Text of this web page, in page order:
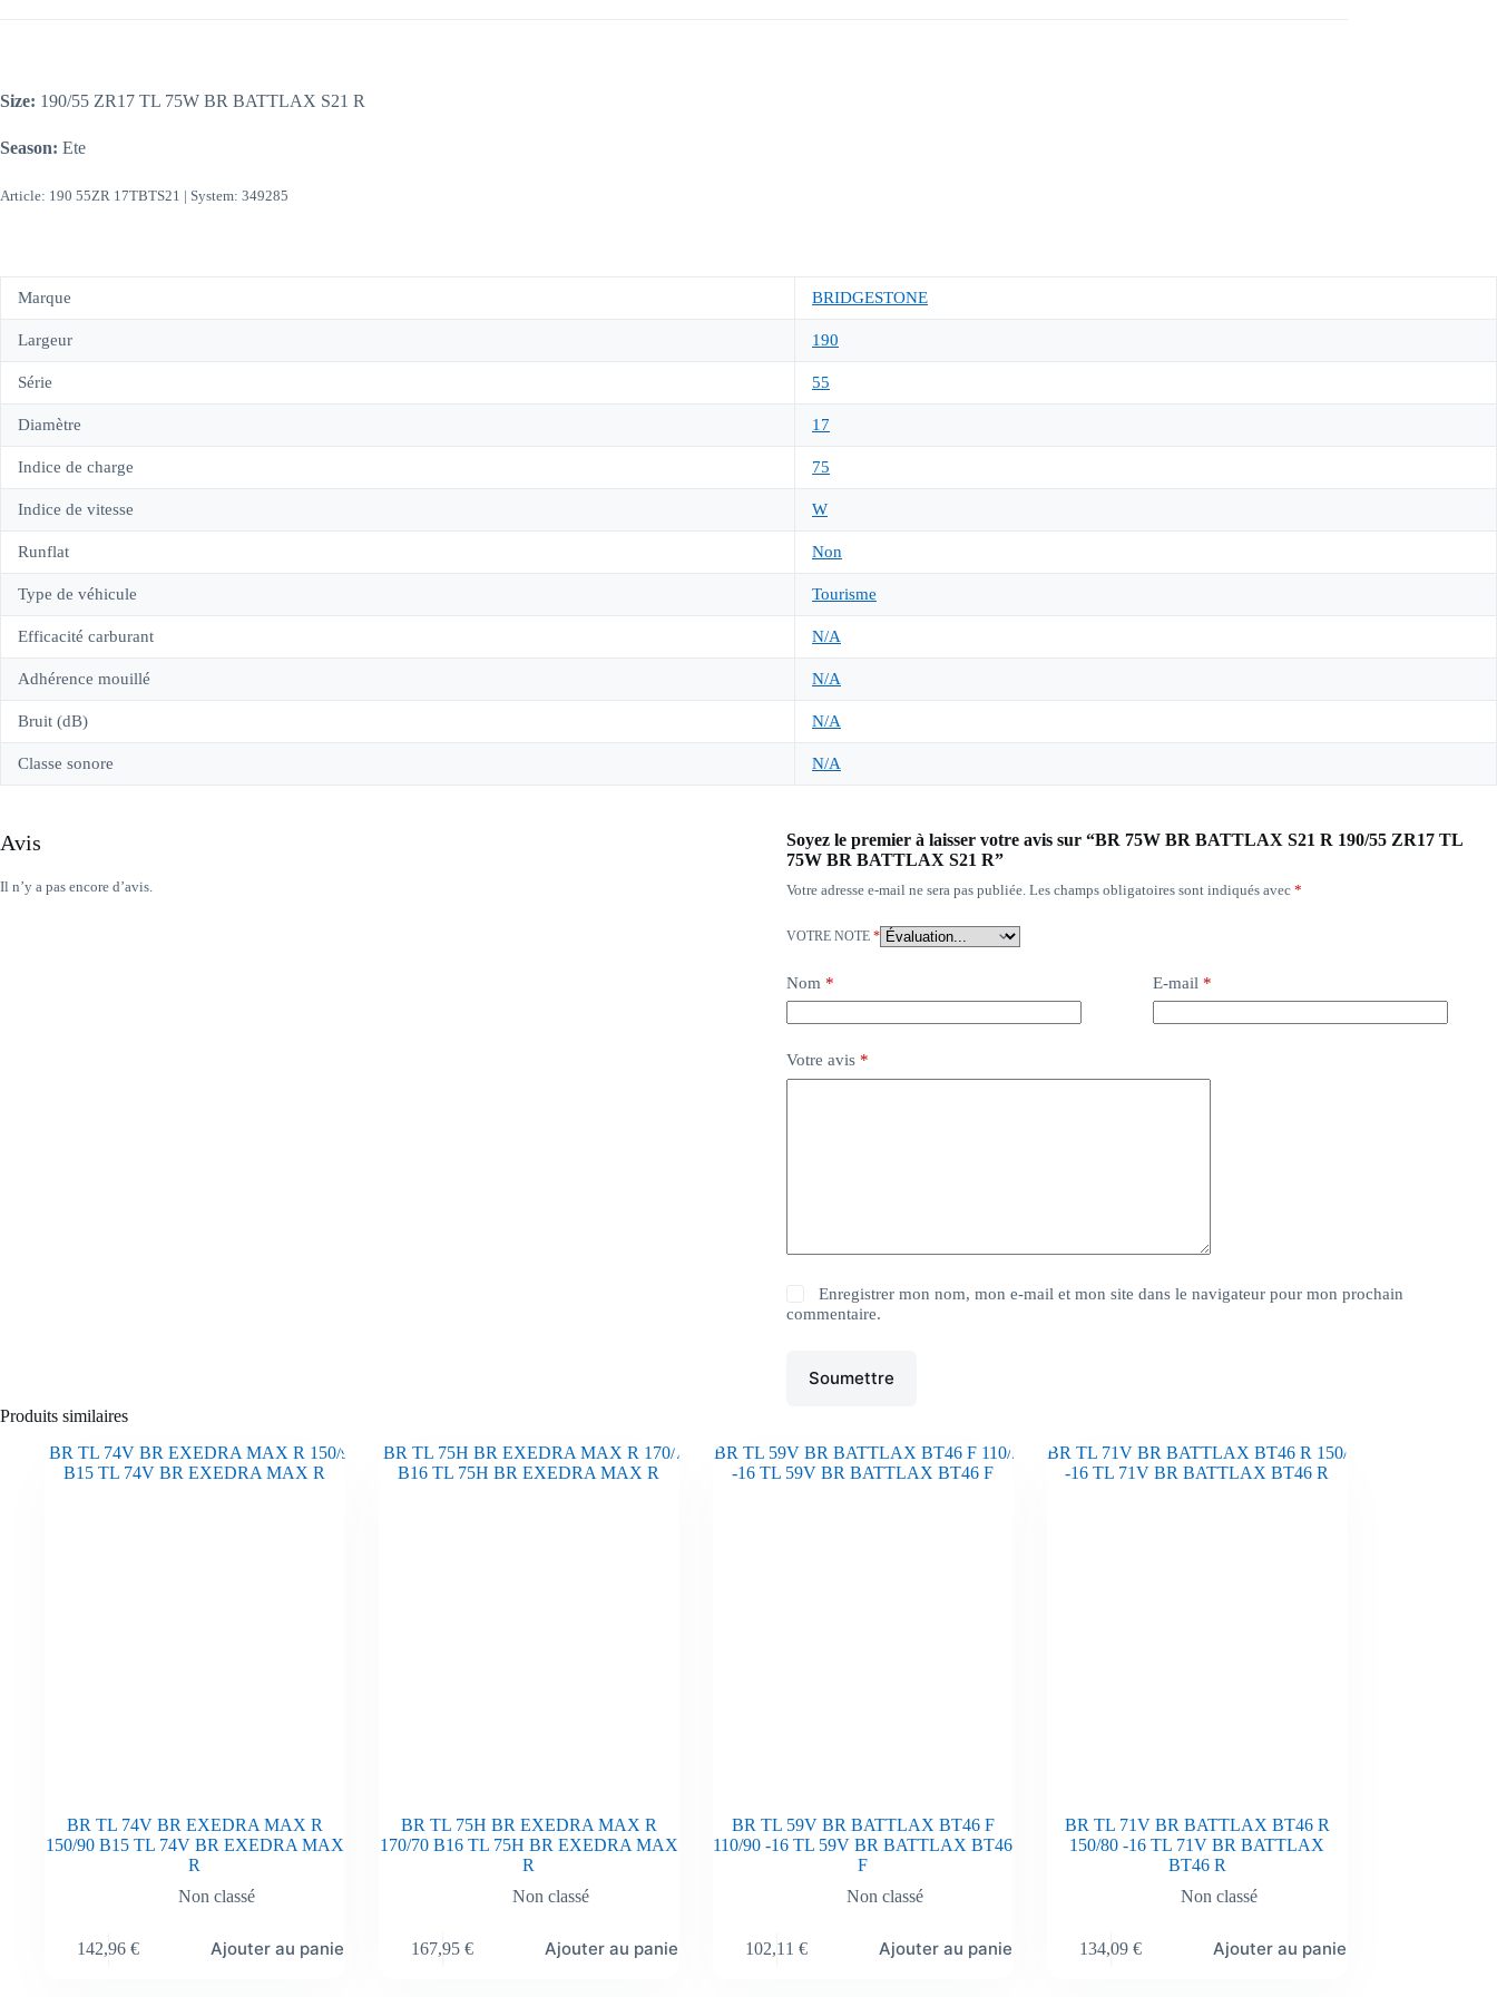
Size: 190/55 ZR17 TL 75W BR BATTLAX S21 R
Season: Ete
Article: 190 55ZR 17TBTS21 | System: 349285
Marque BRIDGESTONE
Largeur 190
Série 55
Diamètre 17
Indice de charge 75
Indice de vitesse W
Runflat Non
Type de véhicule Tourisme
Efficacité carburant N/A
Adhérence mouillé N/A
Bruit (dB) N/A
Classe sonore N/A
Avis
Il n’y a pas encore d’avis.
Soyez le premier à laisser votre avis sur “BR 75W BR BATTLAX S21 R 190/55 ZR17 TL
75W BR BATTLAX S21 R”
Votre adresse e-mail ne sera pas publiée. Les champs obligatoires sont indiqués avec *
VOTRE NOTE *
Nom * E-mail *
Votre avis *
Enregistrer mon nom, mon e-mail et mon site dans le navigateur pour mon prochain
commentaire.
Soumettre
Produits similaires
BR TL 74V BR EXEDRA MAX R
150/90 B15 TL 74V BR EXEDRA MAX
R
Non classé
142,96€ Ajouter au panier
BR TL 75H BR EXEDRA MAX R
170/70 B16 TL 75H BR EXEDRA MAX
R
Non classé
167,95€ Ajouter au panier
BR TL 59V BR BATTLAX BT46 F
110/90 -16 TL 59V BR BATTLAX BT46
F
Non classé
102,11€ Ajouter au panier
BR TL 71V BR BATTLAX BT46 R
150/80 -16 TL 71V BR BATTLAX
BT46 R
Non classé
134,09€ Ajouter au panier